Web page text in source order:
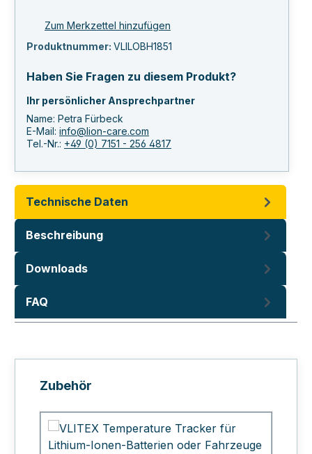
Zum Merkzettel hinzufügen
Produktnummer: VLILOBH1851
Haben Sie Fragen zu diesem Produkt?
Ihr persönlicher Ansprechpartner
Name: Petra Fürbeck
E-Mail: info@lion-care.com
Tel.-Nr.: +49 (0) 7151 - 256 4817
Technische Daten
Beschreibung
Downloads
FAQ
Produktgalerie überspringen
Zubehör